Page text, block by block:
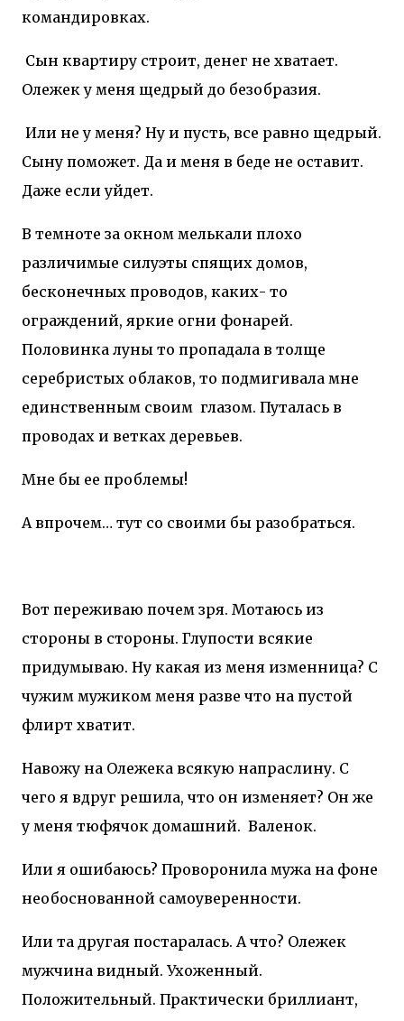
командировках.
Сын квартиру строит, денег не хватает.
Олежек у меня щедрый до безобразия.
Или не у меня? Ну и пусть, все равно щедрый.
Сыну поможет. Да и меня в беде не оставит.
Даже если уйдет.
В темноте за окном мелькали плохо
различимые силуэты спящих домов,
бесконечных проводов, каких- то
ограждений, яркие огни фонарей.
Половинка луны то пропадала в толще
серебристых облаков, то подмигивала мне
единственным своим глазом. Путалась в
проводах и ветках деревьев.
Мне бы ее проблемы!
А впрочем… тут со своими бы разобраться.
Вот переживаю почем зря. Мотаюсь из
стороны в стороны. Глупости всякие
придумываю. Ну какая из меня изменница? С
чужим мужиком меня разве что на пустой
флирт хватит.
Навожу на Олежека всякую напраслину. С
чего я вдруг решила, что он изменяет? Он же
у меня тюфячок домашний. Валенок.
Или я ошибаюсь? Проворонила мужа на фоне
необоснованной самоуверенности.
Или та другая постаралась. А что? Олежек
мужчина видный. Ухоженный.
Положительный. Практически бриллиант,